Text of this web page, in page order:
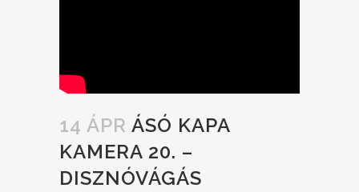
14 ÁPR ÁSÓ KAPA
KAMERA 20. –
DISZNÓVÁGÁS